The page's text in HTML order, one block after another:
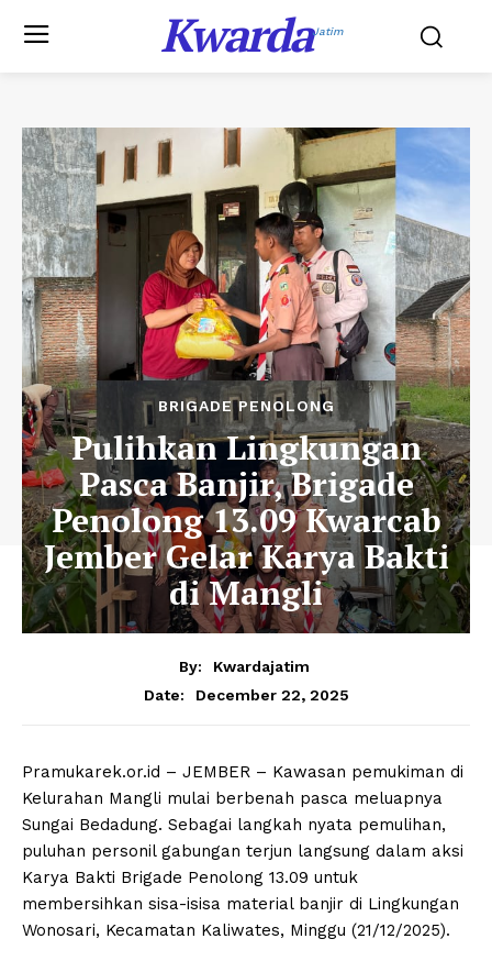
KwardaJatim
BRIGADE PENOLONG
Pulihkan Lingkungan
Pasca Banjir, Brigade
Penolong 13.09 Kwarcab
Jember Gelar Karya Bakti
di Mangli
By:
Kwardajatim
Date:
December 22, 2025
Pramukarek.or.id – JEMBER – Kawasan pemukiman di
Kelurahan Mangli mulai berbenah pasca meluapnya
Sungai Bedadung. Sebagai langkah nyata pemulihan,
puluhan personil gabungan terjun langsung dalam aksi
Karya Bakti Brigade Penolong 13.09 untuk
membersihkan sisa-isisa material banjir di Lingkungan
Wonosari, Kecamatan Kaliwates, Minggu (21/12/2025).